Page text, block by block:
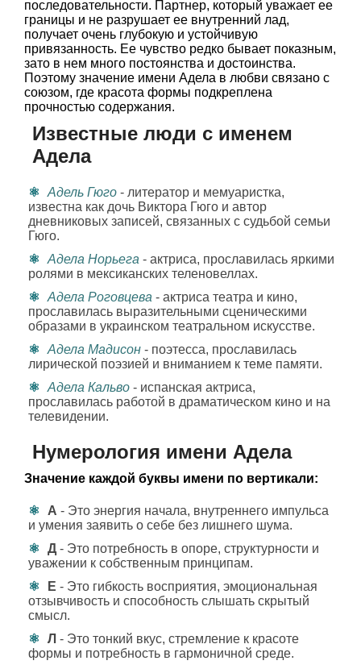
последовательности. Партнер, который уважает ее
границы и не разрушает ее внутренний лад,
получает очень глубокую и устойчивую
привязанность. Ее чувство редко бывает показным,
зато в нем много постоянства и достоинства.
Поэтому значение имени Адела в любви связано с
союзом, где красота формы подкреплена
прочностью содержания.
Известные люди с именем
Адела
Адель Гюго - литератор и мемуаристка,
известна как дочь Виктора Гюго и автор
дневниковых записей, связанных с судьбой семьи
Гюго.
Адела Норьега - актриса, прославилась яркими
ролями в мексиканских теленовеллах.
Адела Роговцева - актриса театра и кино,
прославилась выразительными сценическими
образами в украинском театральном искусстве.
Адела Мадисон - поэтесса, прославилась
лирической поэзией и вниманием к теме памяти.
Адела Кальво - испанская актриса,
прославилась работой в драматическом кино и на
телевидении.
Нумерология имени Адела
Значение каждой буквы имени по вертикали:
А - Это энергия начала, внутреннего импульса
и умения заявить о себе без лишнего шума.
Д - Это потребность в опоре, структурности и
уважении к собственным принципам.
Е - Это гибкость восприятия, эмоциональная
отзывчивость и способность слышать скрытый
смысл.
Л - Это тонкий вкус, стремление к красоте
формы и потребность в гармоничной среде.